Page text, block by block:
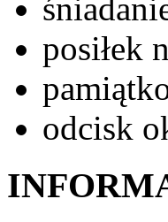
posiłek
odcisk